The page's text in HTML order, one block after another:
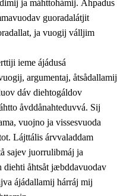
diedulasjvuohta
ja máhttohámij. Åhpadus
guoradalátjit
ja vuogij válljim
ieme ájádusá
argumentaj, åtsådallamij
dáv diehtogáldov
åvddånahteduvvá. Sij
vuojno ja vissesvuoda
Lájttális árvvaladdam
sajev juorrulibmáj ja
diehti åhtsåt jæbddavuodav
ájádallamij hárráj mij